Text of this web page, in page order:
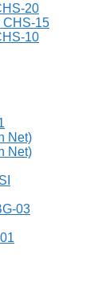
20
CHS-15
10
Net)
Net)
03